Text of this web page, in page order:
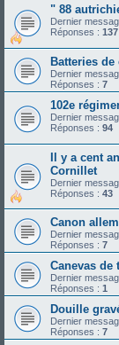
" 88
Dernier
Réponses : 137
Batteries de
Dernier
Réponses : 7
102e
Dernier
Réponses : 94
Il y a cent
Cornillet
Dernier
Réponses : 43
Canon
Dernier
Réponses : 7
Canevas de
Dernier
Réponses : 1
Douille
Dernier
Réponses : 7